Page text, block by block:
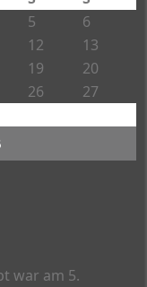
5 6
12 13
19
20
26
27
war am 5.